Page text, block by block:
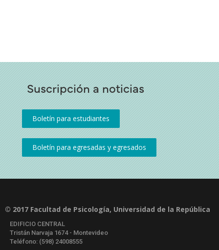
Suscripción a noticias
© 2017 Facultad de Psicología, Universidad de la República
EDIFICIO CENTRAL
Tristán Narvaja 1674 - Montevideo
Teléfono: (598) 24008555